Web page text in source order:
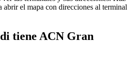
el mapa con direcciones al terminal
tiene ACN Gran